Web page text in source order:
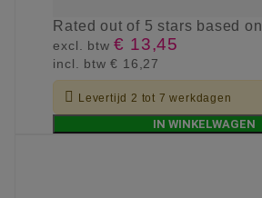
Ratedout of 5 stars based on
excl. btw€ 13,45
incl. btw€ 16,27
 Levertijd 2 tot 7 werkdagen
IN WINKELWAGEN